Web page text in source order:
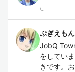
ぷぎえもん
JobQ
をしてい
きです。